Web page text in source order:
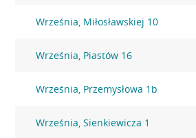
Września, Miłosławskiej 10
Września, Piastów 16
Września, Przemysłowa 1b
Września, Sienkiewicza 1